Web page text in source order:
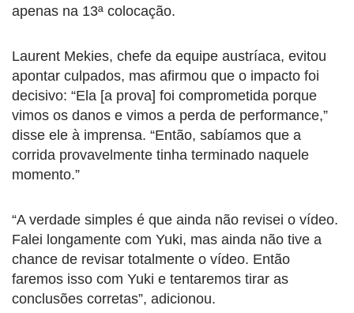
apenas na 13ª colocação.
Laurent Mekies, chefe da equipe austríaca, evitou
apontar culpados, mas afirmou que o impacto foi
decisivo: “Ela [a prova] foi comprometida porque
vimos os danos e vimos a perda de performance,”
disse ele à imprensa. “Então, sabíamos que a
corrida provavelmente tinha terminado naquele
momento.”
“A verdade simples é que ainda não revisei o vídeo.
Falei longamente com Yuki, mas ainda não tive a
chance de revisar totalmente o vídeo. Então
faremos isso com Yuki e tentaremos tirar as
conclusões corretas”, adicionou.